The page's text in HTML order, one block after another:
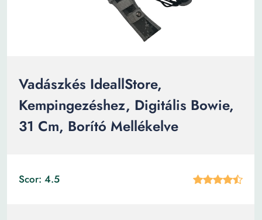
Vadászkés IdeallStore,
Kempingezéshez, Digitális Bowie,
31 Cm, Borító Mellékelve
Scor: 4.5